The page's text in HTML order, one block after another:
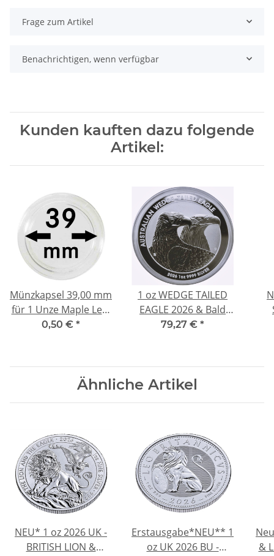
Frage zum Artikel
Benachrichtigen, wenn verfügbar
Kunden kauften dazu folgende
Artikel:
Münzkapsel 39,00 mm
für 1 Unze Maple Leaf
Silber, 5 Mark
0,50 € *
1 oz WEDGE TAILED
EAGLE 2026 & Bald
Eagle -
Australien Perth Mint
- silber 1 AU$ - Serie
79,27 € *
Ähnliche Artikel
NEU* 1 oz 2026 UK -
BRITISH LION &
Erstausgabe*NEU** 1
oz UK 2026 BU -
&